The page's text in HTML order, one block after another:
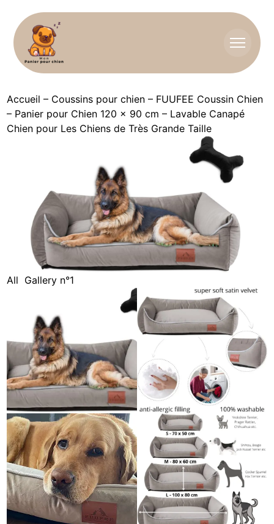
Accueil – Coussins pour chien – FUUFEE Coussin Chien
– Panier pour Chien 120 x 90 cm – Lavable Canapé
Chien pour Les Chiens de Très Grande Taille
All Gallery n°1